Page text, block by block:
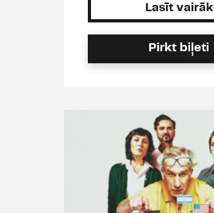
Lasīt vairāk
Pirkt biļeti